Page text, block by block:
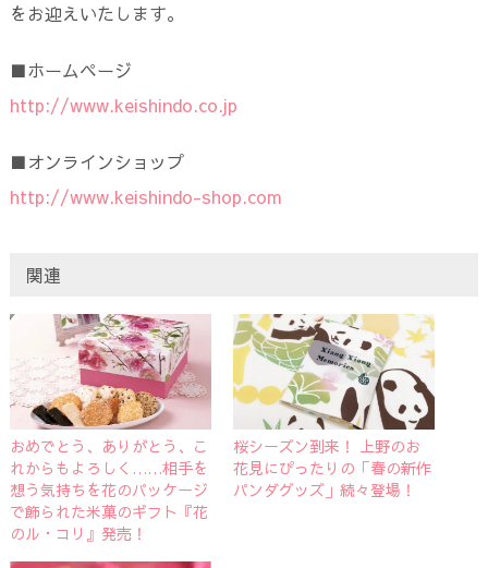
をお迎えいたします。
■ホームページ
http://www.keishindo.co.jp
■オンラインショップ
http://www.keishindo-shop.com
関連
おめでとう、ありがとう、こ
れからもよろしく……相手を
想う気持ちを花のパッケージ
で飾られた米菓のギフト『花
のル・コリ』発売！
桜シーズン到来！ 上野のお
花見にぴったりの「春の新作
パンダグッズ」続々登場！